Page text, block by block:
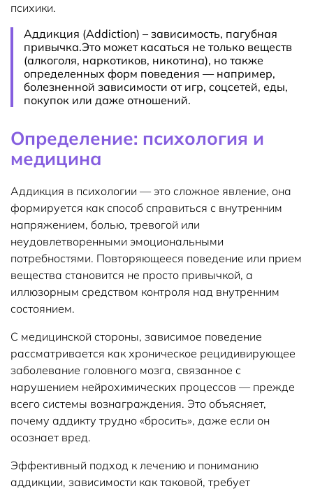
психики.
Аддикция (Addiction) – зависимость, пагубная
привычка.Это может касаться не только веществ
(алкоголя, наркотиков, никотина), но также
определенных форм поведения — например,
болезненной зависимости от игр, соцсетей, еды,
покупок или даже отношений.
Определение: психология и
медицина
Аддикция в психологии — это сложное явление, она
формируется как способ справиться с внутренним
напряжением, болью, тревогой или
неудовлетворенными эмоциональными
потребностями. Повторяющееся поведение или прием
вещества становится не просто привычкой, а
иллюзорным средством контроля над внутренним
состоянием.
С медицинской стороны, зависимое поведение
рассматривается как хроническое рецидивирующее
заболевание головного мозга, связанное с
нарушением нейрохимических процессов — прежде
всего системы вознаграждения. Это объясняет,
почему аддикту трудно «бросить», даже если он
осознает вред.
Эффективный подход к лечению и пониманию
аддикции, зависимости как таковой, требует